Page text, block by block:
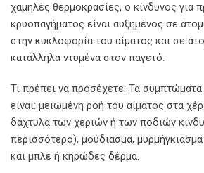
χαμηλές θερμοκρασίες, ο κίνδυνος για
κρυοπαγήματος είναι αυξημένος σε
στην κυκλοφορία του αίματος και σε
κατάλληλα ντυμένα στον παγετό.
Τι πρέπει να προσέχετε: Τα
είναι: μειωμένη ροή του αίματος στα
δάχτυλα των χεριών ή των ποδιών
περισσότερο), μούδιασμα,
και μπλε ή κηρώδες δέρμα.